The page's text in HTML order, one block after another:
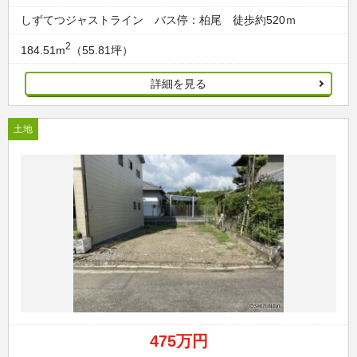
しずてつジャストライン バス停：柏尾 徒歩約520ｍ
184.51m2 （55.81坪）
詳細を見る
土地
475万円